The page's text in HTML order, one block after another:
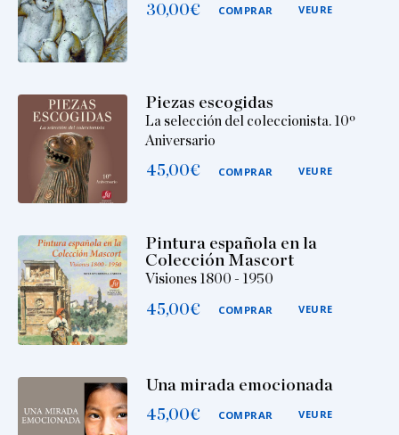
30,00€ COMPRAR VEURE
Piezas escogidas
La selección del coleccionista. 10º
Aniversario
45,00€ COMPRAR VEURE
Pintura española en la
Colección Mascort
Visiones 1800 - 1950
45,00€ COMPRAR VEURE
Una mirada emocionada
45,00€ COMPRAR VEURE